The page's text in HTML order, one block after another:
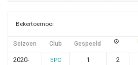
Bekertoernooi
Seizoen Club Gespeeld
2020-
EPC 1 2